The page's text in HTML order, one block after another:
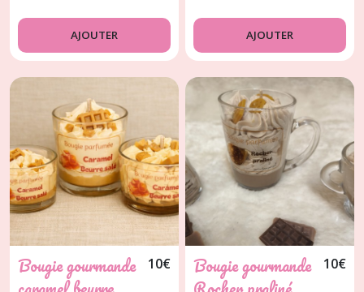
AJOUTER AJOUTER
Bougie gourmande
10€
Bougie gourmande
10€